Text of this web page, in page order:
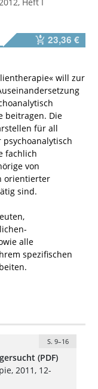
23,36 €
will zur
beitragen. Die
für all
fachlich
von
orientierter
sind.
alle
spezifischen
S. 9–16
(PDF)
2011, 12-